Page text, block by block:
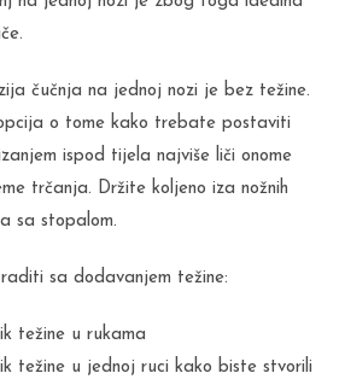
čučnja na jednoj nozi je bez težine.
o tome kako trebate postaviti
ispod tijela najviše liči onome
trčanja. Držite koljeno iza nožnih
sa stopalom.
sa dodavanjem težine:
težine u rukama
težine u jednoj ruci kako biste stvorili